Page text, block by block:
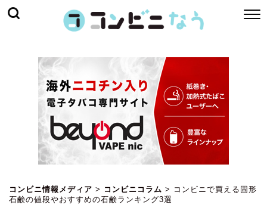
コンビニ情報メディア > コンビニコラム > コンビニで買える固形
石鹸の値段やおすすめの石鹸ランキング3選